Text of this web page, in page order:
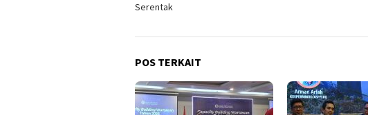
Serentak
POS TERKAIT